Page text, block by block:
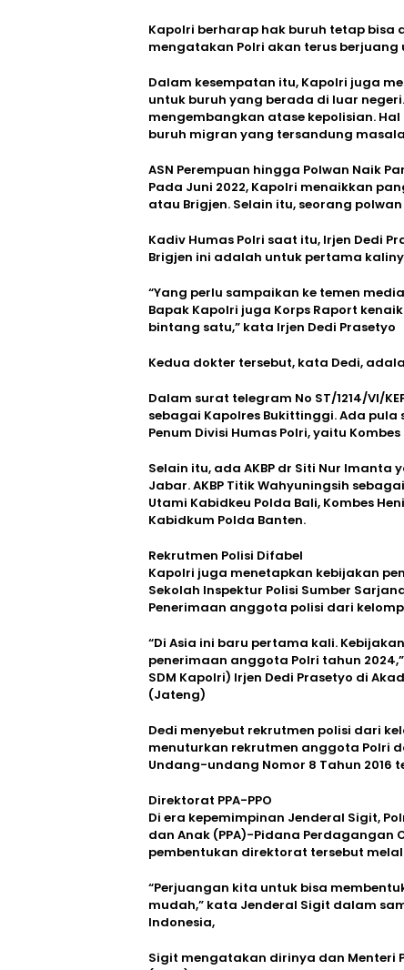
Kapolri berharap hak buruh tetap
mengatakan Polri akan terus
Dalam kesempatan itu, Kapolri juga
untuk buruh yang berada di luar
mengembangkan atase kepolisian.
buruh migran yang tersandung
ASN Perempuan hingga Polwan Naik
Pada Juni 2022, Kapolri menaikkan
atau Brigjen. Selain itu, seorang
Kadiv Humas Polri saat itu, Irjen Dedi
Brigjen ini adalah untuk pertama
“Yang perlu sampaikan ke temen
Bapak Kapolri juga Korps Raport
bintang satu,” kata Irjen Dedi Prasetyo
Kedua dokter tersebut, kata Dedi,
Dalam surat telegram No ST/1214/VI/
sebagai Kapolres Bukittinggi. Ada
Penum Divisi Humas Polri, yaitu
Selain itu, ada AKBP dr Siti Nur
Jabar. AKBP Titik Wahyuningsih
Utami Kabidkeu Polda Bali, Kombes
Kabidkum Polda Banten.
Rekrutmen Polisi Difabel
Kapolri juga menetapkan kebijakan
Sekolah Inspektur Polisi Sumber
Penerimaan anggota polisi dari
“Di Asia ini baru pertama kali.
penerimaan anggota Polri tahun
SDM Kapolri) Irjen Dedi Prasetyo di
(Jateng)
Dedi menyebut rekrutmen polisi dari
menuturkan rekrutmen anggota Polri
Undang-undang Nomor 8 Tahun 2016
Direktorat PPA-PPO
Di era kepemimpinan Jenderal Sigit,
dan Anak (PPA)-Pidana Perdagangan
pembentukan direktorat tersebut
“Perjuangan kita untuk bisa
mudah,” kata Jenderal Sigit dalam
Indonesia,
Sigit mengatakan dirinya dan Menteri